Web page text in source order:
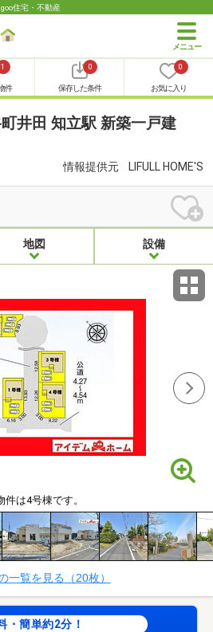
住宅・不動産
1
件
0
保存した条件
0
お気に入り
井田 知立駅 新築一戸建
情報提供元 LIFULL HOME'S
地図 設備
件は4号棟です。
一覧を見る（20枚）
・簡単約2分！